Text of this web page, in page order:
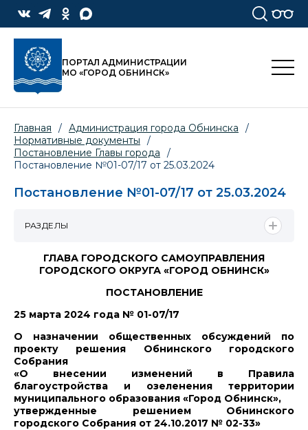
ПОРТАЛ АДМИНИСТРАЦИИ
МО «ГОРОД ОБНИНСК»
Главная / Администрация города Обнинска
/
Нормативные документы
/
Постановление Главы города
/
Постановление №01-07/17 от 25.03.2024
Постановление №01-07/17 от 25.03.2024
ГЛАВА ГОРОДСКОГО САМОУПРАВЛЕНИЯ
ГОРОДСКОГО ОКРУГА «ГОРОД ОБНИНСК»
ПОСТАНОВЛЕНИЕ
25 марта 2024 года № 01-07/17
О назначении общественных обсуждений по
проекту решения Обнинского городского
Собрания
«О внесении изменений в Правила
благоустройства и озеленения территории
муниципального образования «Город Обнинск»,
утвержденные решением Обнинского
городского Собрания от 24.10.2017 № 02-33»
РАЗДЕЛЫ